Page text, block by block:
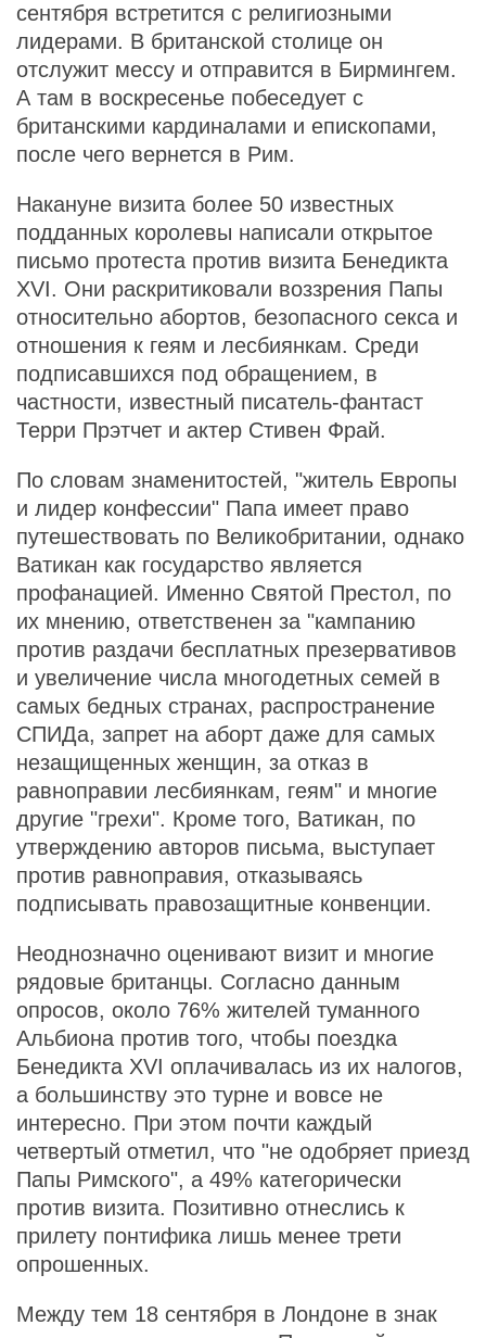
сентября встретится с религиозными
лидерами. В британской столице он
отслужит мессу и отправится в Бирмингем.
А там в воскресенье побеседует с
британскими кардиналами и епископами,
после чего вернется в Рим.
Накануне визита более 50 известных
подданных королевы написали открытое
письмо протеста против визита Бенедикта
XVI. Они раскритиковали воззрения Папы
относительно абортов, безопасного секса и
отношения к геям и лесбиянкам. Среди
подписавшихся под обращением, в
частности, известный писатель-фантаст
Терри Прэтчет и актер Стивен Фрай.
По словам знаменитостей, "житель Европы
и лидер конфессии" Папа имеет право
путешествовать по Великобритании, однако
Ватикан как государство является
профанацией. Именно Святой Престол, по
их мнению, ответственен за "кампанию
против раздачи бесплатных презервативов
и увеличение числа многодетных семей в
самых бедных странах, распространение
СПИДа, запрет на аборт даже для самых
незащищенных женщин, за отказ в
равноправии лесбиянкам, геям" и многие
другие "грехи". Кроме того, Ватикан, по
утверждению авторов письма, выступает
против равноправия, отказываясь
подписывать правозащитные конвенции.
Неоднозначно оценивают визит и многие
рядовые британцы. Согласно данным
опросов, около 76% жителей туманного
Альбиона против того, чтобы поездка
Бенедикта XVI оплачивалась из их налогов,
а большинству это турне и вовсе не
интересно. При этом почти каждый
четвертый отметил, что "не одобряет приезд
Папы Римского", а 49% категорически
против визита. Позитивно отнеслись к
прилету понтифика лишь менее трети
опрошенных.
Между тем 18 сентября в Лондоне в знак